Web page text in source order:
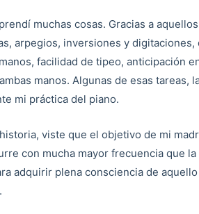
muchas cosas. Gracias a
arpegios, inversiones y
facilidad de tipeo, anticipación
manos. Algunas de esas tareas,
mi práctica del piano.
viste que el objetivo de mi
con mucha mayor frecuencia que
adquirir plena consciencia de